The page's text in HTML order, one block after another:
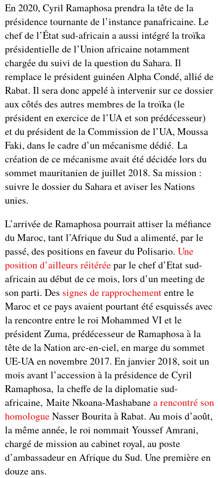
En 2020, Cyril Ramaphosa prendra la tête de la
présidence tournante de l’instance panafricaine. Le
chef de l’État sud-africain a aussi intégré la troïka
présidentielle de l’Union africaine notamment
chargée du suivi de la question du Sahara. Il
remplace le président guinéen Alpha Condé, allié de
Rabat. Il sera donc appelé à intervenir sur ce dossier
aux côtés des autres membres de la troïka (le
président en exercice de l’UA et son prédécesseur)
et du président de la Commission de l’UA, Moussa
Faki, dans le cadre d’un mécanisme dédié. La
création de ce mécanisme avait été décidée lors du
sommet mauritanien de juillet 2018. Sa mission :
suivre le dossier du Sahara et aviser les Nations
unies.
L’arrivée de Ramaphosa pourrait attiser la méfiance
du Maroc, tant l’Afrique du Sud a alimenté, par le
passé, des positions en faveur du Polisario. Une
position d’ailleurs réitéréepar le chef d’Etat sud-
africain au début de ce mois, lors d’un meeting de
son parti. Des signes de rapprochemententre le
Maroc et ce pays avaient pourtant été esquissés avec
la rencontre entre le roi Mohammed VI et le
président Zuma, prédécesseur de Ramaphosa à la
tête de la Nation arc-en-ciel, en marge du sommet
UE-UA en novembre 2017. En janvier 2018, soit un
mois avant l’accession à la présidence de Cyril
Ramaphosa, la cheffe de la diplomatie sud-
africaine, Maite Nkoana-Mashabanea rencontré son
homologueNasser Bourita à Rabat. Au mois d’août,
la même année, le roi nommait Youssef Amrani,
chargé de mission au cabinet royal, au poste
d’ambassadeur en Afrique du Sud. Une première en
douze ans.